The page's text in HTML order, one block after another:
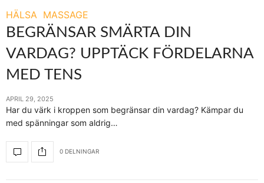
HÄLSA MASSAGE
BEGRÄNSAR SMÄRTA DIN
VARDAG? UPPTÄCK FÖRDELARNA
MED TENS
APRIL 29, 2025
Har du värk i kroppen som begränsar din vardag? Kämpar du
med spänningar som aldrig…
0 DELNINGAR